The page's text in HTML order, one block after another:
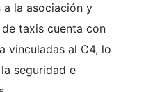
la asociación y
taxis cuenta con
vinculadas al C4, lo
seguridad e